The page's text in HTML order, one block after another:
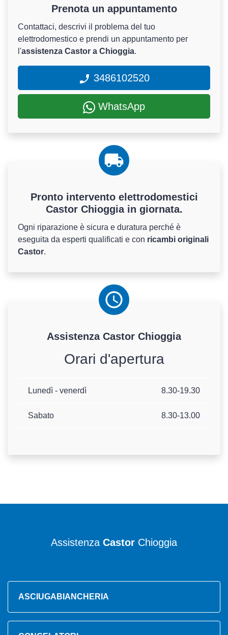
Prenota un appuntamento
Contattaci, descrivi il problema del tuo
elettrodomestico e prendi un appuntamento per
l'assistenza Castor a Chioggia.
3486102520
WhatsApp
Pronto intervento elettrodomestici
Castor Chioggia in giornata.
Ogni riparazione è sicura e duratura perché è
eseguita da esperti qualificati e con ricambi originali
Castor.
Assistenza Castor Chioggia
Orari d'apertura
Lunedì - venerdì 8.30-19.30
Sabato 8.30-13.00
Assistenza Castor Chioggia
ASCIUGABIANCHERIA